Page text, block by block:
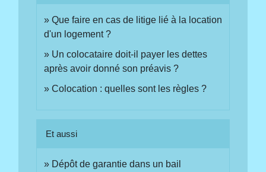
Que faire en cas de litige lié à la location
d'un logement ?
Un colocataire doit-il payer les dettes
après avoir donné son préavis ?
Colocation : quelles sont les règles ?
Et aussi
Dépôt de garantie dans un bail